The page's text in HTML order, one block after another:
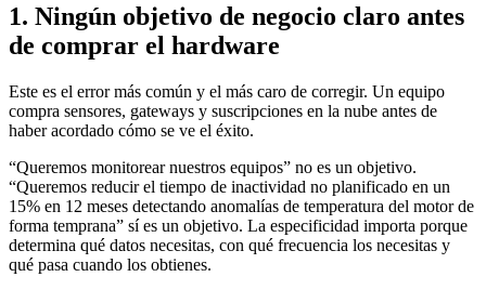
1. Ningún objetivo de negocio claro antes
de comprar el hardware
Este es el error más común y el más caro de corregir. Un equipo
compra sensores, gateways y suscripciones en la nube antes de
haber acordado cómo se ve el éxito.
“Queremos monitorear nuestros equipos” no es un objetivo.
“Queremos reducir el tiempo de inactividad no planificado en un
15% en 12 meses detectando anomalías de temperatura del motor de
forma temprana” sí es un objetivo. La especificidad importa porque
determina qué datos necesitas, con qué frecuencia los necesitas y
qué pasa cuando los obtienes.